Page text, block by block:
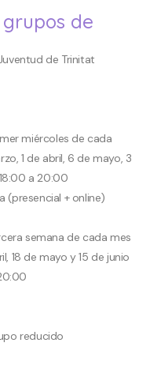
de
de Trinitat
miércoles de cada
1 de abril, 6 de mayo, 3
a 20:00
(presencial + online)
semana de cada mes
18 de mayo y 15 de junio
reducido